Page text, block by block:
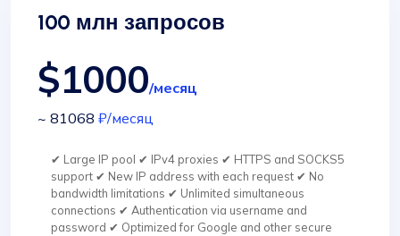
100 млн запросов
$1000/месяц
~ 81068 ₽/месяц
✔ Large IP pool ✔ IPv4 proxies ✔ HTTPS and SOCKS5
support ✔ New IP address with each request ✔ No
bandwidth limitations ✔ Unlimited simultaneous
connections ✔ Authentication via username and
password ✔ Optimized for Google and other secure